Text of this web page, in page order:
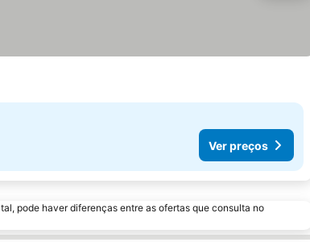
Ver preços
pode haver diferenças entre as ofertas que consulta no